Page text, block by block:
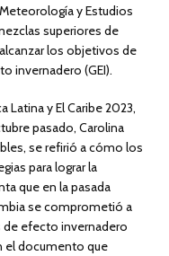
y Estudios
superiores de
los objetivos de
invernadero (GEI).
Latina y El Caribe 2023,
pasado, Carolina
se refirió a cómo los
para lograr la
que en la pasada
se comprometió a
de efecto invernadero
el documento que